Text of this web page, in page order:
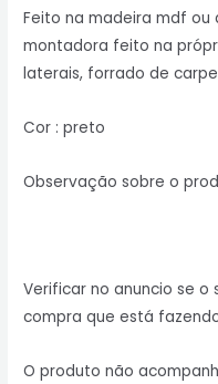
Feito na madeira mdf ou
montadora feito na
laterais, forrado de
Cor : preto
Observação sobre o
Verificar no anuncio se
compra que está
O produto não